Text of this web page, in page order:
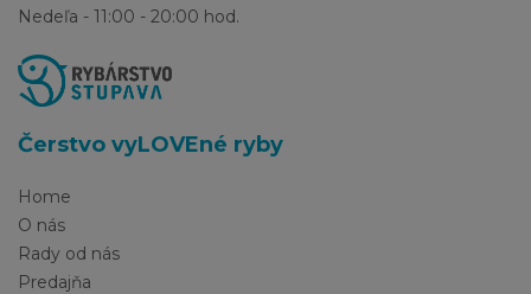
Nedeľa - 11:00 - 20:00 hod.
Čerstvo vyLOVEné ryby
Home
O nás
Rady od nás
Predajňa